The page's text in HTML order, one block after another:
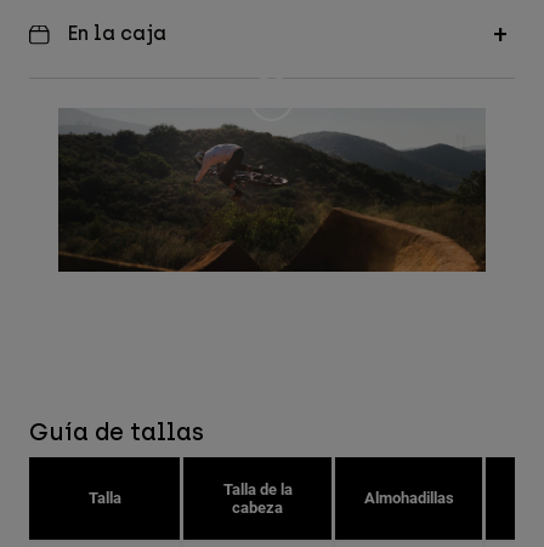
En la caja
Guía de tallas
Talla
Talla de la
cabeza
Almohadillas